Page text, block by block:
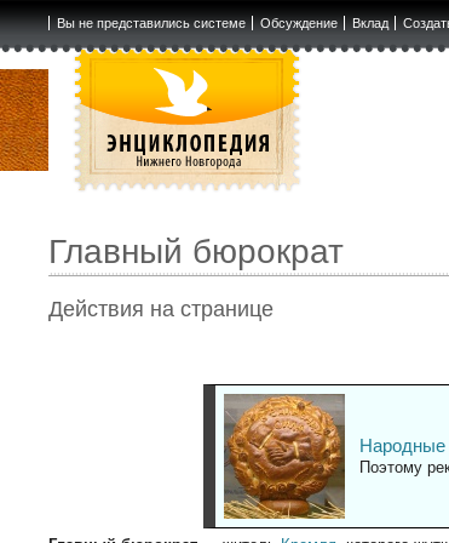
Вы не представились системе Обсуждение Вклад
Главный бюрократ
Действия на странице
Народные
Поэтому